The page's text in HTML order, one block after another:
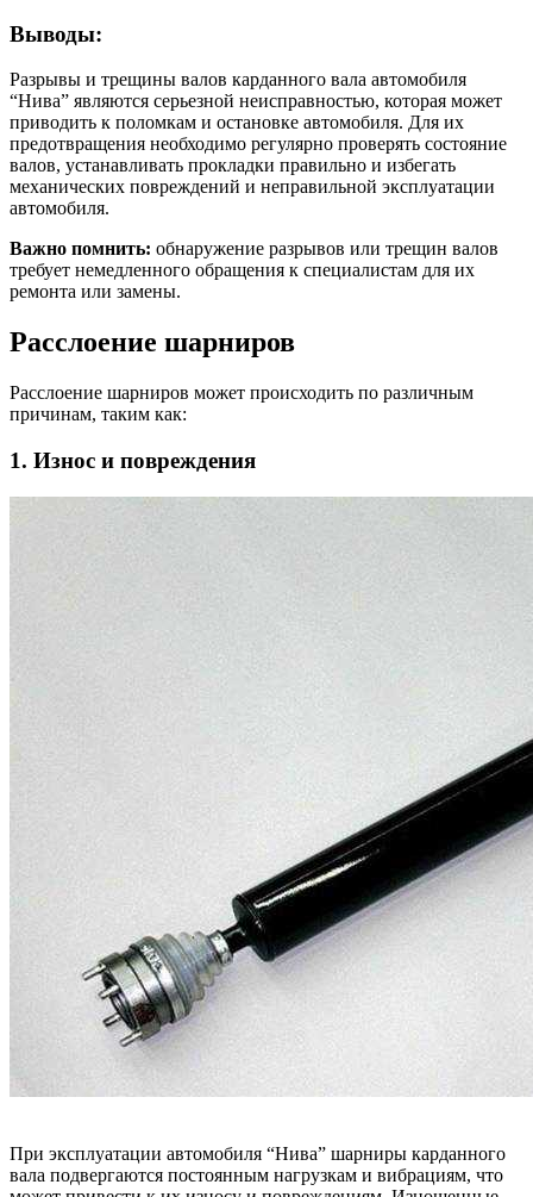
Выводы:
Разрывы и трещины валов карданного вала автомобиля
“Нива” являются серьезной неисправностью, которая может
приводить к поломкам и остановке автомобиля. Для их
предотвращения необходимо регулярно проверять состояние
валов, устанавливать прокладки правильно и избегать
механических повреждений и неправильной эксплуатации
автомобиля.
Важно помнить: обнаружение разрывов или трещин валов
требует немедленного обращения к специалистам для их
ремонта или замены.
Расслоение шарниров
Расслоение шарниров может происходить по различным
причинам, таким как:
1. Износ и повреждения
При эксплуатации автомобиля “Нива” шарниры карданного
вала подвергаются постоянным нагрузкам и вибрациям, что